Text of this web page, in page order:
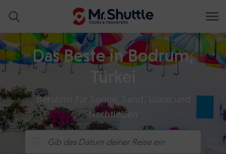
Das Beste in Bodrum,
Türkei
Berühmt für Sonne, Sand, Luxus und
Nachtleben
Gib das Datum deiner Reise ein